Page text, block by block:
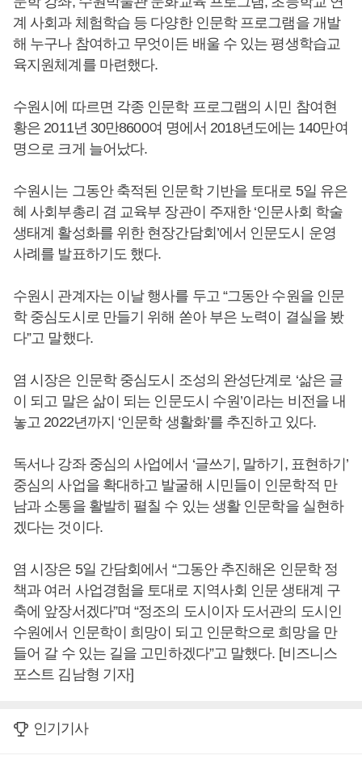
계 사회과 체험학습 등 다양한 인문학 프로그램을 개발
해 누구나 참여하고 무엇이든 배울 수 있는 평생학습교
육지원체계를 마련했다.
수원시에 따르면 각종 인문학 프로그램의 시민 참여현
황은 2011년 30만8600여 명에서 2018년도에는 140만여
명으로 크게 늘어났다.
수원시는 그동안 축적된 인문학 기반을 토대로 5일 유은
혜 사회부총리 겸 교육부 장관이 주재한 ‘인문사회 학술
생태계 활성화를 위한 현장간담회’에서 인문도시 운영
사례를 발표하기도 했다.
수원시 관계자는 이날 행사를 두고 “그동안 수원을 인문
학 중심도시로 만들기 위해 쏟아 부은 노력이 결실을 봤
다”고 말했다.
염 시장은 인문학 중심도시 조성의 완성단계로 ‘삶은 글
이 되고 말은 삶이 되는 인문도시 수원’이라는 비전을 내
놓고 2022년까지 ‘인문학 생활화’를 추진하고 있다.
독서나 강좌 중심의 사업에서 ‘글쓰기, 말하기, 표현하기’
중심의 사업을 확대하고 발굴해 시민들이 인문학적 만
남과 소통을 활발히 펼칠 수 있는 생활 인문학을 실현하
겠다는 것이다.
염 시장은 5일 간담회에서 “그동안 추진해온 인문학 정
책과 여러 사업경험을 토대로 지역사회 인문 생태계 구
축에 앞장서겠다”며 “정조의 도시이자 도서관의 도시인
수원에서 인문학이 희망이 되고 인문학으로 희망을 만
들어 갈 수 있는 길을 고민하겠다”고 말했다. [비즈니스
포스트 김남형 기자]
인기기사